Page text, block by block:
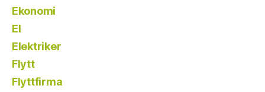
Ekonomi
El
Elektriker
Flytt
Flyttfirma